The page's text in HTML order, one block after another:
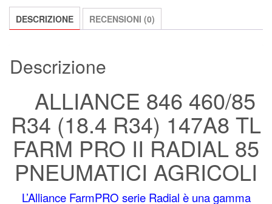
PNEUMATICI
AGRICOLI
DESCRIZIONE RECENSIONI (0)
Descrizione
ALLIANCE 846 460/85
R34 (18.4 R34) 147A8 TL
FARM PRO II RADIAL 85
PNEUMATICI AGRICOLI
L’Alliance FarmPRO serie Radial è una gamma